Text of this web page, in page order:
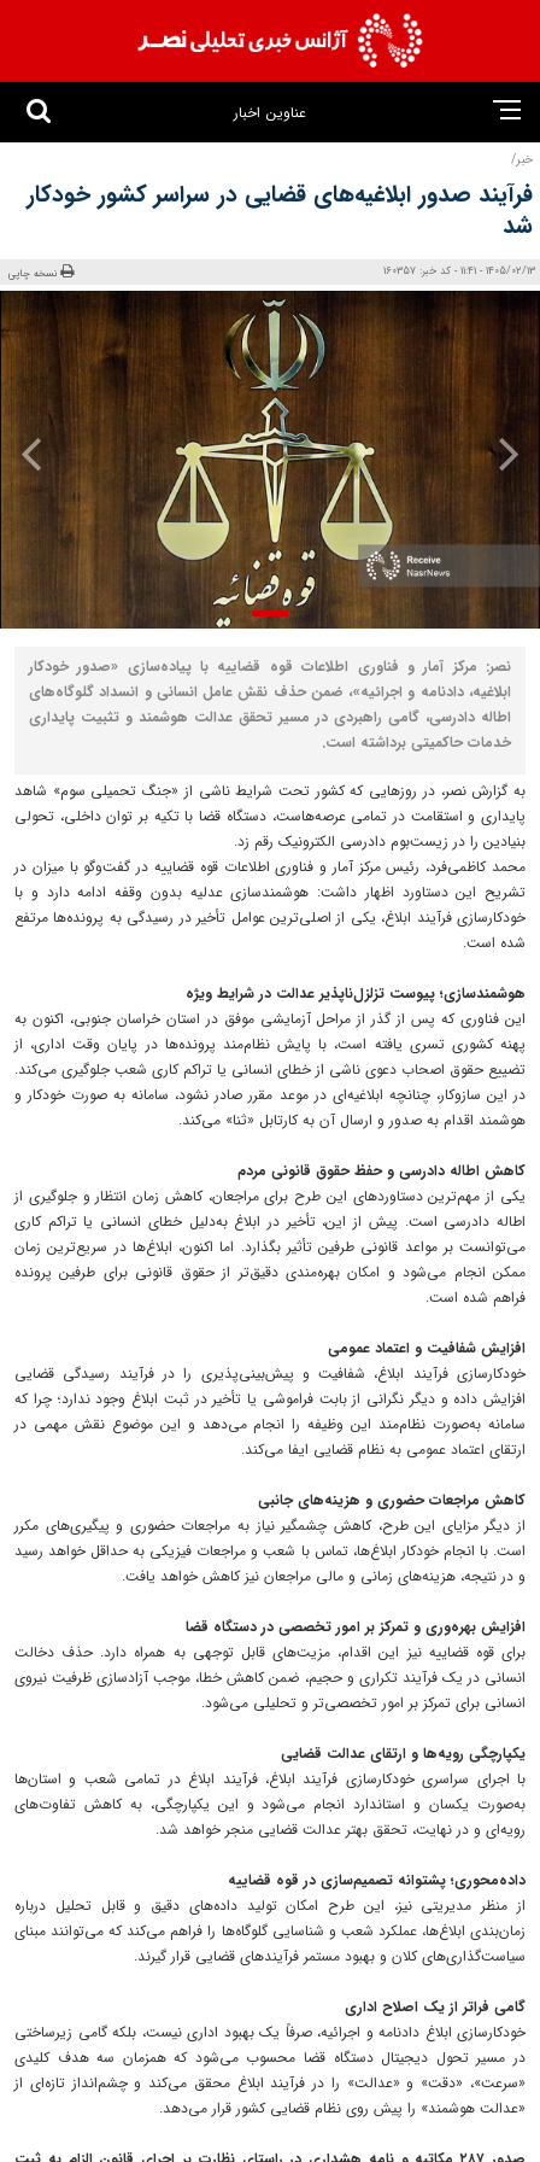
عناوین اخبار
خبر/
فرآیند صدور ابلاغیه‌های قضایی در سراسر کشور خودکار
شد
1405/02/13 - 11:41 - کد خبر: 160357 نسخه چاپی
نصر: مرکز آمار و فناوری اطلاعات قوه قضاییه با پیاده‌سازی «صدور خودکار
ابلاغیه، دادنامه و اجرائیه»، ضمن حذف نقش عامل انسانی و انسداد گلوگاه‌های
اطاله دادرسی، گامی راهبردی در مسیر تحقق عدالت هوشمند و تثبیت پایداری
خدمات حاکمیتی برداشته است.
به گزارش نصر، در روزهایی که کشور تحت شرایط ناشی از «جنگ تحمیلی سوم» شاهد
پایداری و استقامت در تمامی عرصه‌هاست، دستگاه قضا با تکیه بر توان داخلی، تحولی
بنیادین را در زیست‌بوم دادرسی الکترونیک رقم زد.
محمد کاظمی‌فرد، رئیس مرکز آمار و فناوری اطلاعات قوه قضاییه در گفت‌وگو با میزان در
تشریح این دستاورد اظهار داشت: هوشمندسازی عدلیه بدون وقفه ادامه دارد و با
خودکارسازی فرآیند ابلاغ، یکی از اصلی‌ترین عوامل تأخیر در رسیدگی به پرونده‌ها مرتفع
شده است.
هوشمندسازی؛ پیوست تزلزل‌ناپذیر عدالت در شرایط ویژه
این فناوری که پس از گذر از مراحل آزمایشی موفق در استان خراسان جنوبی، اکنون به
پهنه کشوری تسری یافته است، با پایش نظام‌مند پرونده‌ها در پایان وقت اداری، از
تضییع حقوق اصحاب دعوی ناشی از خطای انسانی یا تراکم کاری شعب جلوگیری می‌کند.
در این سازوکار، چنانچه ابلاغیه‌ای در موعد مقرر صادر نشود، سامانه به صورت خودکار و
هوشمند اقدام به صدور و ارسال آن به کارتابل «ثنا» می‌کند.
کاهش اطاله دادرسی و حفظ حقوق قانونی مردم
یکی از مهم‌ترین دستاوردهای این طرح برای مراجعان، کاهش زمان انتظار و جلوگیری از
اطاله دادرسی است. پیش از این، تأخیر در ابلاغ به‌دلیل خطای انسانی یا تراکم کاری
می‌توانست بر مواعد قانونی طرفین تأثیر بگذارد. اما اکنون، ابلاغ‌ها در سریع‌ترین زمان
ممکن انجام می‌شود و امکان بهره‌مندی دقیق‌تر از حقوق قانونی برای طرفین پرونده
فراهم شده است.
افزایش شفافیت و اعتماد عمومی
خودکارسازی فرآیند ابلاغ، شفافیت و پیش‌بینی‌پذیری را در فرآیند رسیدگی قضایی
افزایش داده و دیگر نگرانی از بابت فراموشی یا تأخیر در ثبت ابلاغ وجود ندارد؛ چرا که
سامانه به‌صورت نظام‌مند این وظیفه را انجام می‌دهد و این موضوع نقش مهمی در
ارتقای اعتماد عمومی به نظام قضایی ایفا می‌کند.
کاهش مراجعات حضوری و هزینه‌های جانبی
از دیگر مزایای این طرح، کاهش چشمگیر نیاز به مراجعات حضوری و پیگیری‌های مکرر
است. با انجام خودکار ابلاغ‌ها، تماس با شعب و مراجعات فیزیکی به حداقل خواهد رسید
و در نتیجه، هزینه‌های زمانی و مالی مراجعان نیز کاهش خواهد یافت.
افزایش بهره‌وری و تمرکز بر امور تخصصی در دستگاه قضا
برای قوه قضاییه نیز این اقدام، مزیت‌های قابل توجهی به همراه دارد. حذف دخالت
انسانی در یک فرآیند تکراری و حجیم، ضمن کاهش خطا، موجب آزادسازی ظرفیت نیروی
انسانی برای تمرکز بر امور تخصصی‌تر و تحلیلی می‌شود.
یکپارچگی رویه‌ها و ارتقای عدالت قضایی
با اجرای سراسری خودکارسازی فرآیند ابلاغ، فرآیند ابلاغ در تمامی شعب و استان‌ها
به‌صورت یکسان و استاندارد انجام می‌شود و این یکپارچگی، به کاهش تفاوت‌های
رویه‌ای و در نهایت، تحقق بهتر عدالت قضایی منجر خواهد شد.
داده‌محوری؛ پشتوانه تصمیم‌سازی در قوه قضاییه
از منظر مدیریتی نیز، این طرح امکان تولید داده‌های دقیق و قابل تحلیل درباره
زمان‌بندی ابلاغ‌ها، عملکرد شعب و شناسایی گلوگاه‌ها را فراهم می‌کند که می‌توانند مبنای
سیاست‌گذاری‌های کلان و بهبود مستمر فرآیندهای قضایی قرار گیرند.
گامی فراتر از یک اصلاح اداری
خودکارسازی ابلاغ دادنامه و اجرائیه، صرفاً یک بهبود اداری نیست، بلکه گامی زیرساختی
در مسیر تحول دیجیتال دستگاه قضا محسوب می‌شود که همزمان سه هدف کلیدی
«سرعت»، «دقت» و «عدالت» را در فرآیند ابلاغ محقق می‌کند و چشم‌انداز تازه‌ای از
«عدالت هوشمند» را پیش روی نظام قضایی کشور قرار می‌دهد.